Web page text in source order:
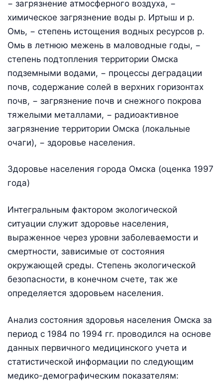
− загрязнение атмосферного воздуха, −
химическое загрязнение воды р. Иртыш и р.
Омь, − степень истощения водных ресурсов р.
Омь в летнюю межень в маловодные годы, −
степень подтопления территории Омска
подземными водами, − процессы деградации
почв, содержание солей в верхних горизонтах
почв, − загрязнение почв и снежного покрова
тяжелыми металлами, − радиоактивное
загрязнение территории Омска (локальные
очаги), − здоровье населения.
Здоровье населения города Омска (оценка 1997
года)
Интегральным фактором экологической
ситуации служит здоровье населения,
выраженное через уровни заболеваемости и
смертности, зависимые от состояния
окружающей среды. Степень экологической
безопасности, в конечном счете, так же
определяется здоровьем населения.
Анализ состояния здоровья населения Омска за
период с 1984 по 1994 гг. проводился на основе
данных первичного медицинского учета и
статистической информации по следующим
медико-демографическим показателям: